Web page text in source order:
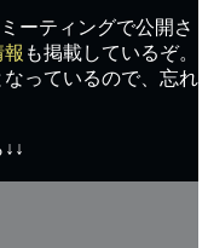
ーティングで公開さ
も掲載しているぞ。
なっているので、忘れ